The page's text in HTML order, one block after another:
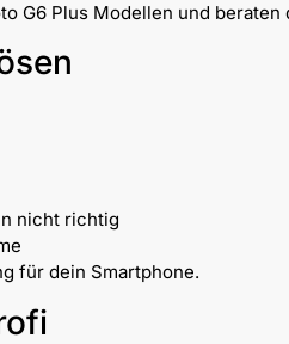
G6 Plus Modellen und
nicht richtig
für dein Smartphone.